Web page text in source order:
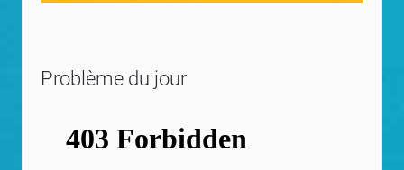
Problème du jour